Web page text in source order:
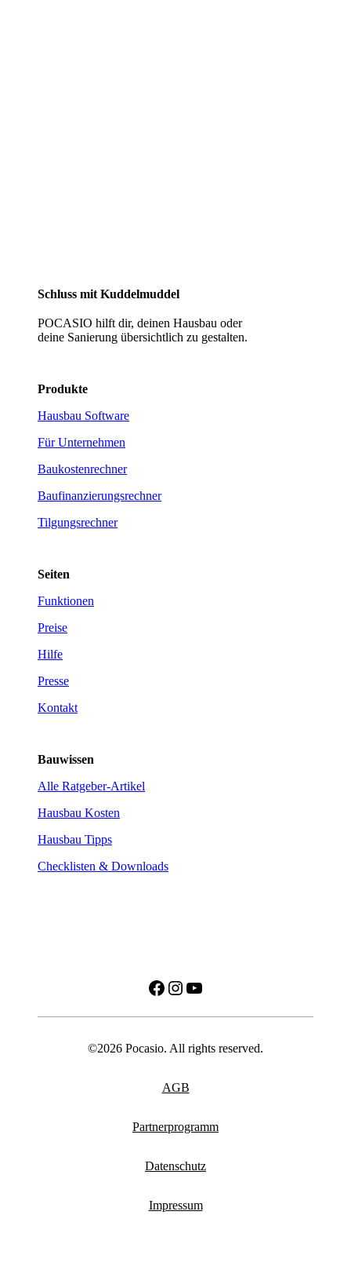
Schluss mit Kuddelmuddel
POCASIO hilft dir, deinen Hausbau oder
deine Sanierung übersichtlich zu gestalten.
Produkte
Hausbau Software
Für Unternehmen
Baukostenrechner
Baufinanzierungsrechner
Tilgungsrechner
Seiten
Funktionen
Preise
Hilfe
Presse
Kontakt
Bauwissen
Alle Ratgeber-Artikel
Hausbau Kosten
Hausbau Tipps
Checklisten & Downloads
Facebook
Instagram
YouTube
©2026 Pocasio. All rights reserved.
AGB
Partnerprogramm
Datenschutz
Impressum